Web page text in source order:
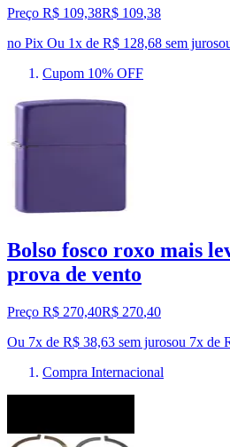
Preço R$ 109,38R$ 109,38
no Pix Ou 1x de R$ 128,68 sem juros
Cupom 10% OFF
Bolso fosco roxo mais
prova de vento
Preço R$ 270,40R$ 270,40
Ou 7x de R$ 38,63 sem jurosou 7x de
Compra Internacional